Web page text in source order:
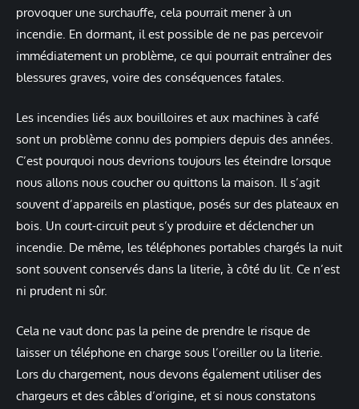
provoquer une surchauffe, cela pourrait mener à un
incendie. En dormant, il est possible de ne pas percevoir
immédiatement un problème, ce qui pourrait entraîner des
blessures graves, voire des conséquences fatales.
Les incendies liés aux bouilloires et aux machines à café
sont un problème connu des pompiers depuis des années.
C’est pourquoi nous devrions toujours les éteindre lorsque
nous allons nous coucher ou quittons la maison. Il s’agit
souvent d’appareils en plastique, posés sur des plateaux en
bois. Un court-circuit peut s’y produire et déclencher un
incendie. De même, les téléphones portables chargés la nuit
sont souvent conservés dans la literie, à côté du lit. Ce n’est
ni prudent ni sûr.
Cela ne vaut donc pas la peine de prendre le risque de
laisser un téléphone en charge sous l’oreiller ou la literie.
Lors du chargement, nous devons également utiliser des
chargeurs et des câbles d’origine, et si nous constatons